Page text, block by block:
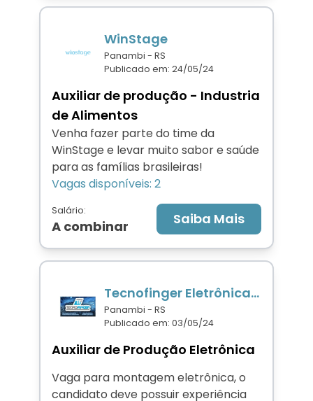
WinStage
Panambi - RS
Publicado em: 24/05/24
Auxiliar de produção - Industria
de Alimentos
Venha fazer parte do time da
WinStage e levar muito sabor e saúde
para as famílias brasileiras!
Você vai contribuir com as seguintes
atividades:
- Auxiliar na fabricação dos produtos
WinStage (www.winstage.com.br)
- Auxiliar no envio dos produtos
Vagas disponíveis: 2
Salário:
A combinar Saiba Mais
Tecnofinger Eletrônica e Equipamentos Ltda
Panambi - RS
Publicado em: 03/05/24
Auxiliar de Produção Eletrônica
Vaga para montagem eletrônica, o
candidato deve possuir experiência